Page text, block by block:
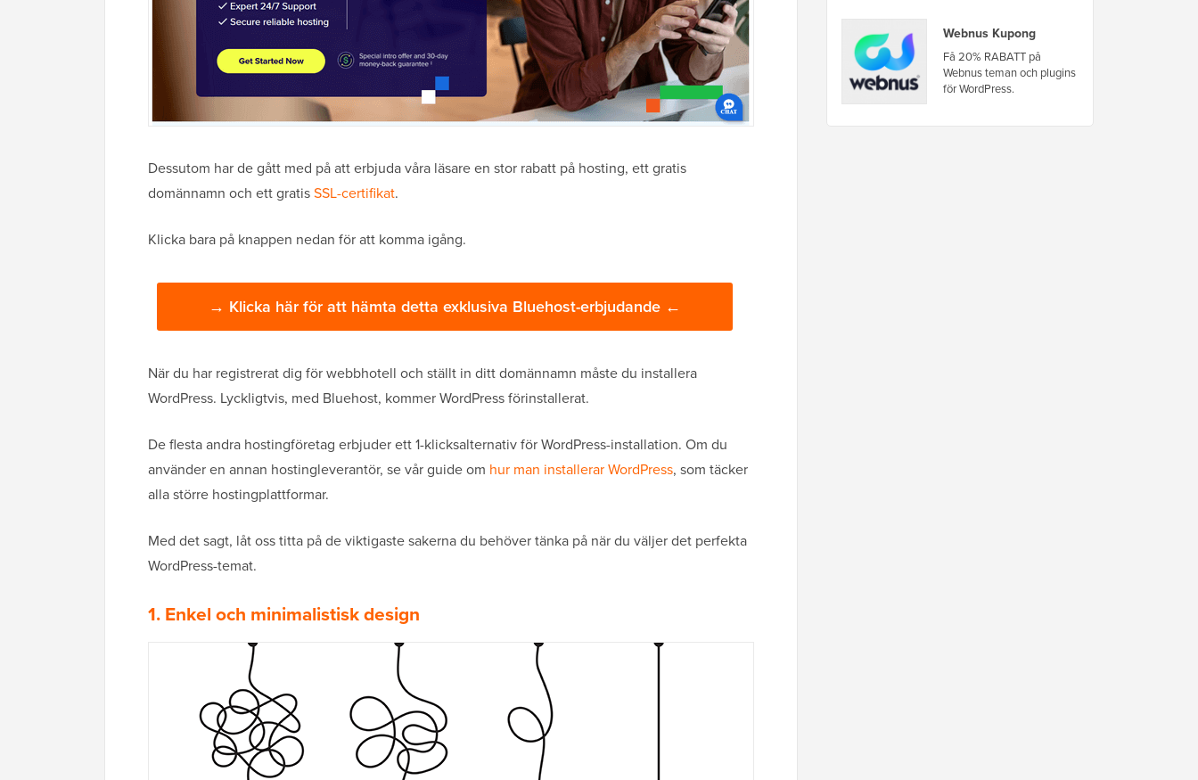
Dessutom har de gått med på att erbjuda våra läsare en stor rabatt på hosting, ett gratis
domännamn och ett gratisSSL-certifikat.
Klicka bara på knappen nedan för att komma igång.
→ Klicka här för att hämta detta exklusiva Bluehost-erbjudande ←
När du har registrerat dig för webbhotell och ställt in ditt domännamn måste du installera
WordPress. Lyckligtvis, med Bluehost, kommer WordPress förinstallerat.
De flesta andra hostingföretag erbjuder ett 1-klicksalternativ för WordPress-installation. Om du
använder en annan hostingleverantör, se vår guide om hur man installerar WordPress, som täcker
alla större hostingplattformar.
Med det sagt, låt oss titta på de viktigaste sakerna du behöver tänka på när du väljer det perfekta
WordPress-temat.
1. Enkel och minimalistisk design
Webnus Kupong
Få 20% RABATT på
Webnus teman och plugins
för WordPress.